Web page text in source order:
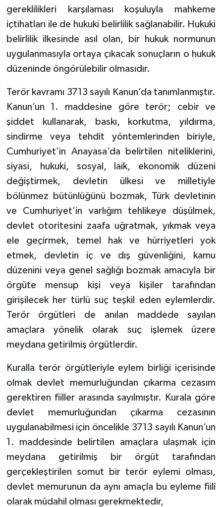
gereklilikleri karşılaması koşuluyla mahkeme
içtihatları ile de hukuki belirlilik sağlanabilir. Hukuki
belirlilik ilkesinde asıl olan, bir hukuk normunun
uygulanmasıyla ortaya çıkacak sonuçların o hukuk
düzeninde öngörülebilir olmasıdır.
Terör kavramı 3713 sayılı Kanun’da tanımlanmıştır.
Kanun’un 1. maddesine göre terör; cebir ve
şiddet kullanarak, baskı, korkutma, yıldırma,
sindirme veya tehdit yöntemlerinden biriyle,
Cumhuriyet’in Anayasa’da belirtilen niteliklerini,
siyasi, hukuki, sosyal, laik, ekonomik düzeni
değiştirmek, devletin ülkesi ve milletiyle
bölünmez bütünlüğünü bozmak, Türk devletinin
ve Cumhuriyet’in varlığım tehlikeye düşülmek,
devlet otoritesini zaafa uğratmak, yıkmak veya
ele geçirmek, temel hak ve hürriyetleri yok
etmek, devletin iç ve dış güvenliğini, kamu
düzenini veya genel sağlığı bozmak amacıyla bir
örgüte mensup kişi veya kişiler tarafından
girişilecek her türlü suç teşkil eden eylemlerdir.
Terör örgütleri de anılan maddede sayılan
amaçlara yönelik olarak suç işlemek üzere
meydana getirilmiş örgütlerdir.
Kuralla terör örgütleriyle eylem birliği içerisinde
olmak devlet memurluğundan çıkarma cezasım
gerektiren fiiller arasında sayılmıştır. Kurala göre
devlet memurluğundan çıkarma cezasının
uygulanabilmesi için öncelikle 3713 sayılı Kanun’un
1. maddesinde belirtilen amaçlara ulaşmak için
meydana getirilmiş bir örgüt tarafından
gerçekleştirilen somut bir terör eylemi olması,
devlet memurunun da aynı amaçla bu eyleme fiilî
olarak müdahil olması gerekmektedir,